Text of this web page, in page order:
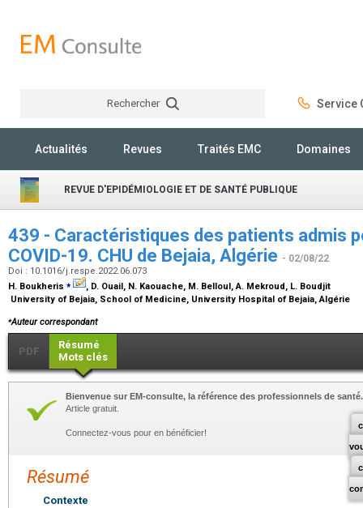
Rechercher Service
Actualités Revues Traités EMC Domaines
REVUE D'EPIDÉMIOLOGIE ET DE SANTÉ PUBLIQUE
439 - Caractéristiques des patients admis
COVID-19. CHU de Bejaia, Algérie - 02/08/22
Doi : 10.1016/j.respe.2022.06.073
H. Boukheris ⁎
, D. Ouail, N. Kaouache, M. Belloul, A. Mekroud, L. Boudjit
University of Bejaia, School of Medicine, University Hospital of Bejaia, Algérie
⁎Auteur correspondant
PDF
Résumé
Mots clés
Bienvenue sur EM-consulte, la référence des professionnels de santé.
Article gratuit.
Connectez-vous pour en bénéficier!
Résumé
Contexte